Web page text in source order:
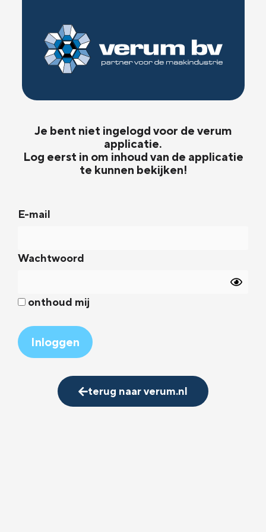
Je bent niet ingelogd voor de verum
applicatie.
Log eerst in om inhoud van de applicatie
te kunnen bekijken!
E-mail
Wachtwoord
onthoud mij
terug naar verum.nl